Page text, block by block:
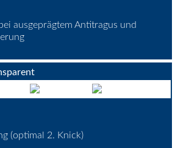
ausgeprägtem Antitragus und
(optimal 2. Knick)